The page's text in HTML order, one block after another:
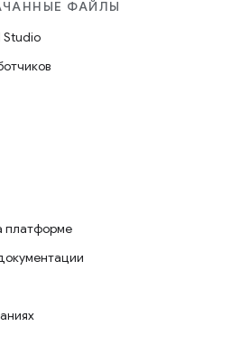
ФАЙЛЫ
Studio
платформе